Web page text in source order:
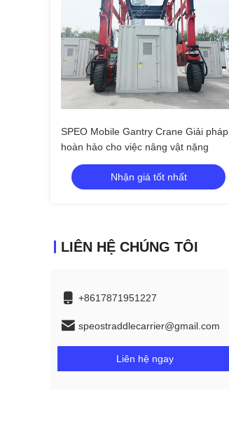
SPEO Mobile Gantry Crane Giải pháp
hoàn hảo cho việc nâng vật nặng
Nhận giá tốt nhất
LIÊN HỆ CHÚNG TÔI
+8617871951227
speostraddlecarrier@gmail.com
Liên hệ ngay